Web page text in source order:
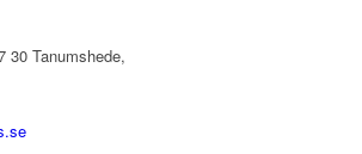
30 Tanumshede,